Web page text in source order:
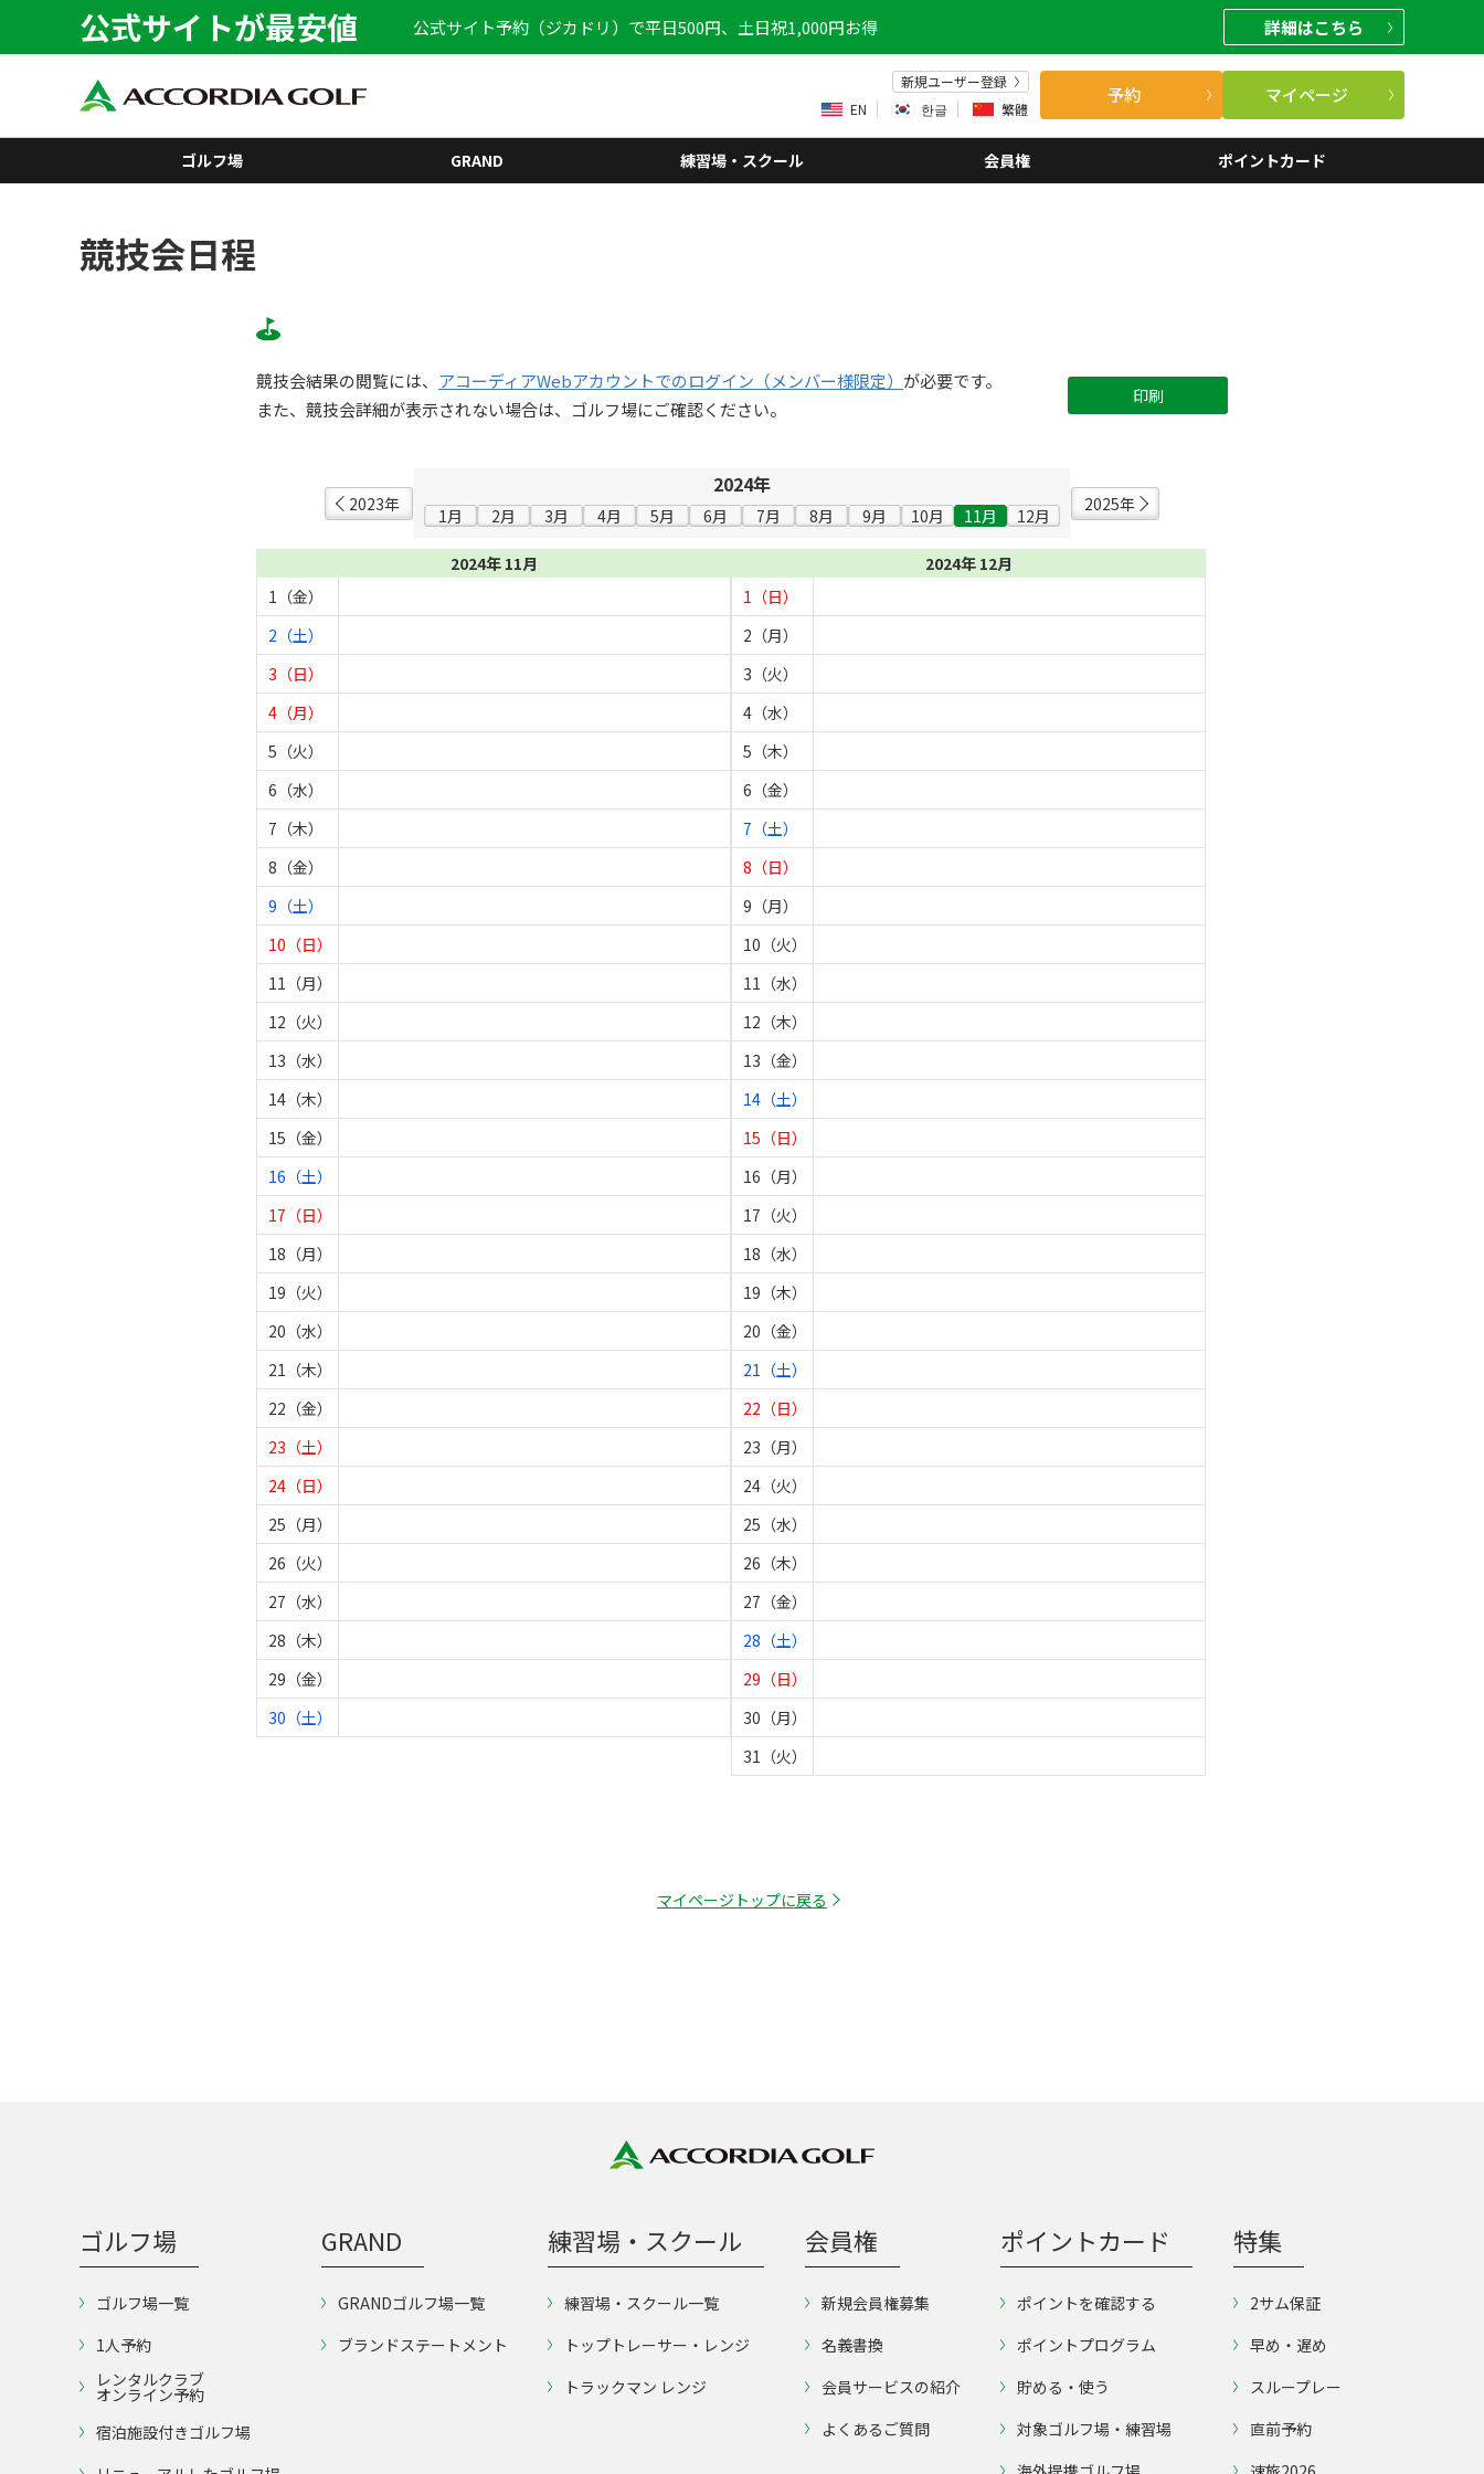
公式サイトが最安値 公式サイト予約（ジカドリ）で平日500円、土日祝1,000円お得 詳細はこちら
新規ユーザー登録
EN
한글 繁體
予約 マイページ
ゴルフ場 GRAND 練習場・スクール 会員権 ポイントカード
競技会日程
競技会結果の閲覧には、 アコーディアWebアカウントでのログイン（メンバー様限定） が必要です。
また、競技会詳細が表示されない場合は、ゴルフ場にご確認ください。
印刷
2023年
2024年
1月 2月 3月 4月 5月 6月 7月 8月 9月 10月 11月 12月
2025年
2024年 11月
1（金）
2（土）
3（日）
4（月）
5（火）
6（水）
7（木）
8（金）
9（土）
10（日）
11（月）
12（火）
13（水）
14（木）
15（金）
16（土）
17（日）
18（月）
19（火）
20（水）
21（木）
22（金）
23（土）
24（日）
25（月）
26（火）
27（水）
28（木）
29（金）
30（土）
2024年 12月
1（日）
2（月）
3（火）
4（水）
5（木）
6（金）
7（土）
8（日）
9（月）
10（火）
11（水）
12（木）
13（金）
14（土）
15（日）
16（月）
17（火）
18（水）
19（木）
20（金）
21（土）
22（日）
23（月）
24（火）
25（水）
26（木）
27（金）
28（土）
29（日）
30（月）
31（火）
マイページトップに戻る
ゴルフ場
ゴルフ場一覧
1人予約
レンタルクラブ
オンライン予約
宿泊施設付きゴルフ場
GRAND
GRANDゴルフ場一覧
ブランドステートメント
練習場・スクール
練習場・スクール一覧
トップトレーサー・レンジ
トラックマン レンジ
会員権
新規会員権募集
名義書換
会員サービスの紹介
よくあるご質問
ポイントカード
ポイントを確認する
ポイントプログラム
貯める・使う
対象ゴルフ場・練習場
特集
2サム保証
早め・遅め
スループレー
直前予約